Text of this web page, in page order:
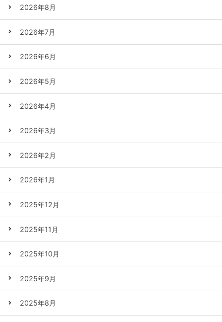
2026年8月
2026年7月
2026年6月
2026年5月
2026年4月
2026年3月
2026年2月
2026年1月
2025年12月
2025年11月
2025年10月
2025年9月
2025年8月